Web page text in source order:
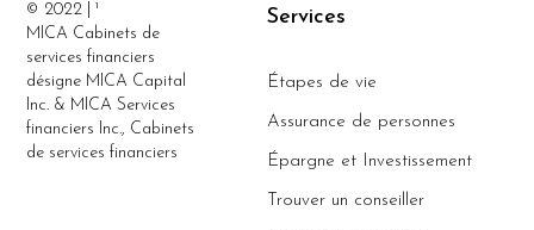
© 2022 | ¹
MICA Cabinets de
services financiers
désigne MICA Capital
Inc. & MICA Services
financiers Inc., Cabinets
de services financiers
Services
Étapes de vie
Assurance de personnes
Épargne et Investissement
Trouver un conseiller